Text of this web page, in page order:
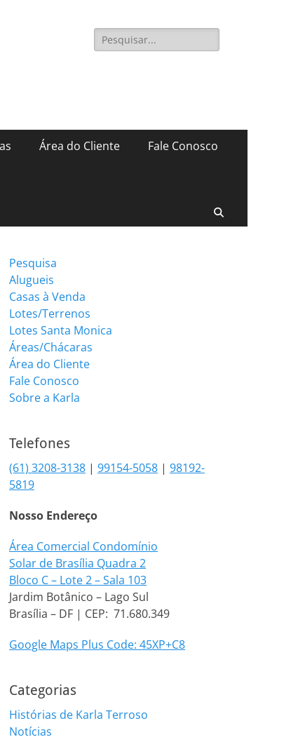
Pesquisar
por:
Área do Cliente Fale Conosco
Pesquisa
Alugueis
Casas à Venda
Lotes/Terrenos
Lotes Santa Monica
Áreas/Chácaras
Área do Cliente
Fale Conosco
Sobre a Karla
Telefones
(61) 3208-3138 | 99154-5058 | 98192-
5819
Nosso Endereço
Área Comercial Condomínio
Solar de Brasília Quadra 2
Bloco C – Lote 2 – Sala 103
Jardim Botânico – Lago Sul
Brasília – DF | CEP: 71.680.349
Google Maps Plus Code: 45XP+C8
Categorias
Histórias de Karla Terroso
Notícias